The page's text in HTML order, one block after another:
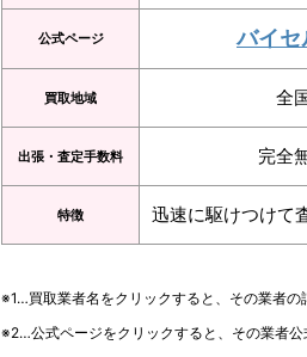
公式ページ バイセ
買取地域 全
出張・査定手数料 完全
特徴 迅速に駆けつけて
※1…買取業者名をクリックすると、その業者
※2…公式ページをクリックすると、その業者